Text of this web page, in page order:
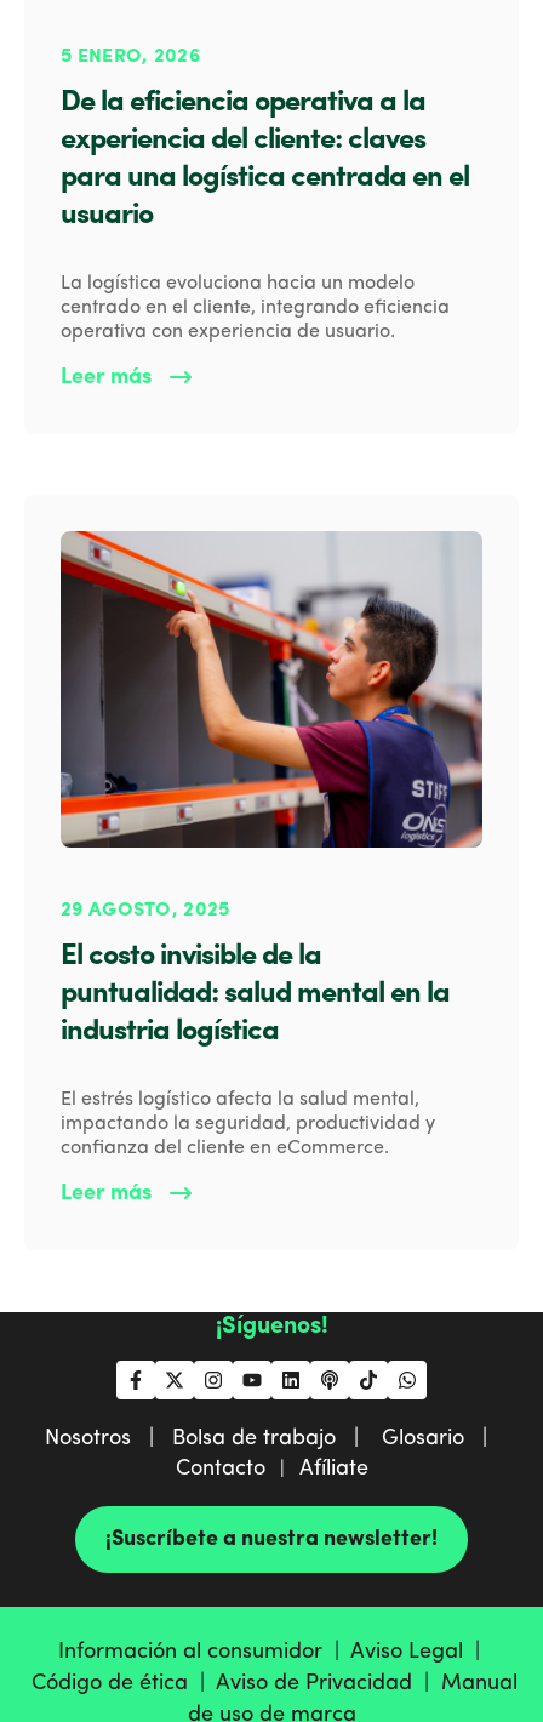
5 ENERO, 2026
De la eficiencia operativa a la
experiencia del cliente: claves
para una logística centrada en el
usuario
La logística evoluciona hacia un modelo
centrado en el cliente, integrando eficiencia
operativa con experiencia de usuario.
Leer más
29 AGOSTO, 2025
El costo invisible de la
puntualidad: salud mental en la
industria logística
El estrés logístico afecta la salud mental,
impactando la seguridad, productividad y
confianza del cliente en eCommerce.
Leer más
¡Síguenos!
Nosotros | Bolsa de trabajo |
Glosario |
Contacto| Afíliate
¡Suscríbete a nuestra newsletter!
Información al consumidor | Aviso Legal |
Código de ética | Aviso de Privacidad | Manual
de uso de marca